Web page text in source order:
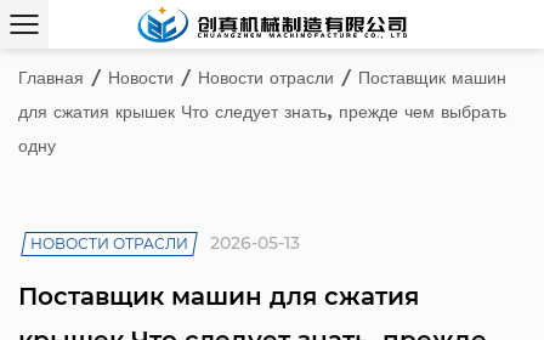
Главная / Новости / Новости отрасли / Поставщик машин
для сжатия крышек Что следует знать, прежде чем выбрать
одну
НОВОСТИ ОТРАСЛИ 2026-05-13
Поставщик машин для сжатия